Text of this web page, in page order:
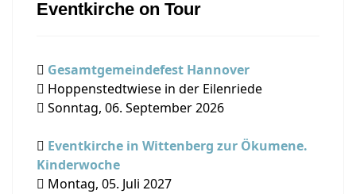
Eventkirche on Tour
Gesamtgemeindefest Hannover
Hoppenstedtwiese in der Eilenriede
Sonntag, 06. September 2026
Eventkirche in Wittenberg zur Ökumene.
Kinderwoche
Montag, 05. Juli 2027